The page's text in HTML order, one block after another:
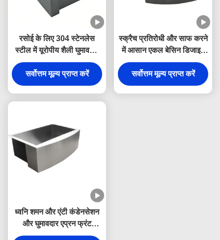
रसोई के लिए 304 स्टेनलेस
स्टील में यूरोपीय शैली घुमावदार
फ्रंट भारी शुल्क एकल कटोरा
खेत सिंक
सर्वोत्तम मूल्य प्राप्त करें
स्क्रैच प्रतिरोधी और साफ करने
में आसान एकल बेसिन डिजाइन
के साथ प्रीमियम 304 स्टेनलेस
स्टील अंडरमाउंट रसोई सिंक
सर्वोत्तम मूल्य प्राप्त करें
ध्वनि शमन और एंटी कंडेनसेशन
और घुमावदार एप्रन फ्रंट
डिजाइन के साथ हस्तनिर्मित ब्रश